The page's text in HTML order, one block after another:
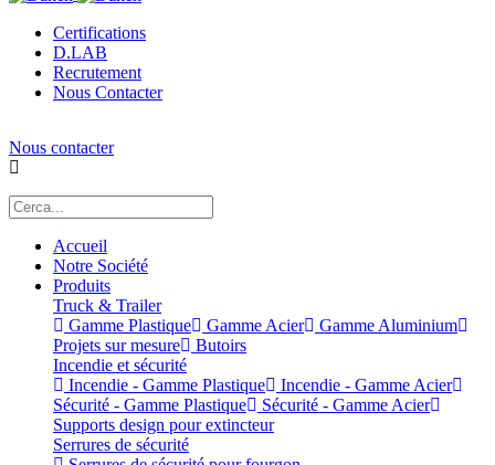
Certifications
D.LAB
Recrutement
Nous Contacter
Nous contacter
Accueil
Notre Société
Produits
Truck & Trailer
Gamme Plastique
Gamme Acier
Gamme Aluminium
Projets sur mesure
Butoirs
Incendie et sécurité
Incendie - Gamme Plastique
Incendie - Gamme Acier
Sécurité - Gamme Plastique
Sécurité - Gamme Acier
Supports design pour extincteur
Serrures de sécurité